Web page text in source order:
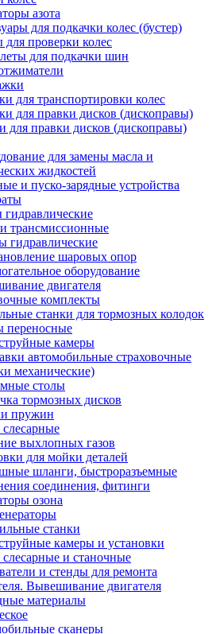
азота
для подкачки колес (бустер)
проверки колес
для подкачки шин
для транспортировки колес
для правки дисков (дископравы)
для правки дисков (дископравы)
для замены масла и
жидкостей
и пуско-зарядные устройства
трансмиссионные
гидравлические
шаровых опор
оборудование
двигателя
комплекты
станки для тормозных колодок
переносные
камеры
автомобильные страховочные
механические)
столы
тормозных дисков
пружин
выхлопных газов
для мойки деталей
шланги, быстроразъемные
соединения, фитинги
озона
станки
камеры и установки
и станочные
и стенды для ремонта
Вывешивание двигателя
материалы
сканеры